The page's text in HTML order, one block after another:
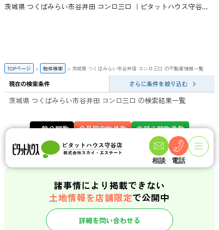
茨城県 つくばみらい市谷井田 コンロ三口 ｜ピタットハウス守谷店 | スカイ・エステート
相談 電話
TOPページ 物件検索 茨城県 つくばみらい市谷井田 コンロ三口 の不動産情報一覧
現在の検索条件 さらに条件を絞り込む
茨城県 つくばみらい市谷井田 コンロ三口 の検索結果一覧
一般公開数
141 件
会員限定物件数
358件
店頭公開物件数
諸事情により掲載できない
土地情報を店舗限定で公開中
詳細を問い合わせる